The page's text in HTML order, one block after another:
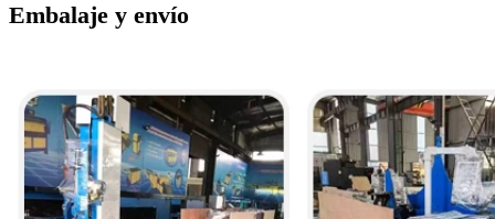
Embalaje y envío